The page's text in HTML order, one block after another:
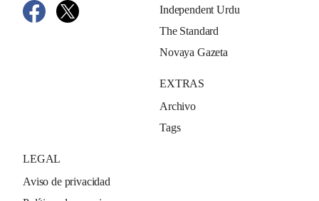
Independent Urdu
The Standard
Novaya Gazeta
EXTRAS
Archivo
Tags
LEGAL
Aviso de privacidad